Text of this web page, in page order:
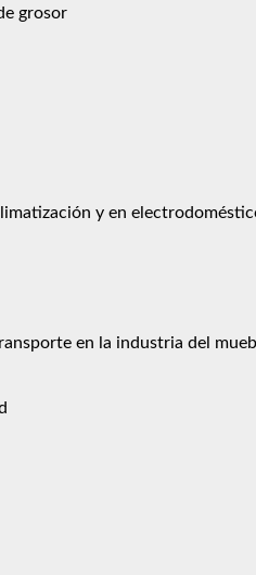
grosor
y en
en la industria del